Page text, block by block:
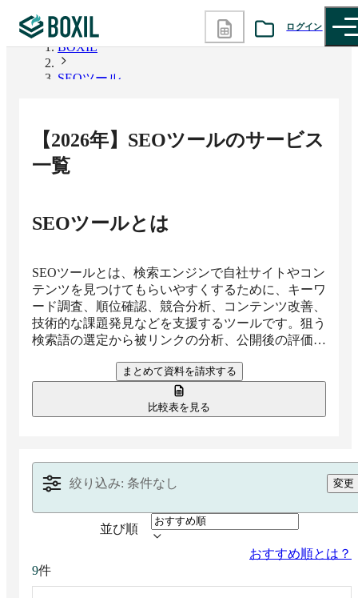
ログイン
カテゴリから探す
記事から探す
BOXIL
SEOツール
【2026年】 SEOツールのサービス
一覧
SEOツールとは
SEOツールとは、検索エンジンで自社サイトやコン
テンツを見つけてもらいやすくするために、キーワ
ード調査、順位確認、競合分析、コンテンツ改善、
技術的な課題発見などを支援するツールです。狙う
検索語の選定から被リンクの分析、公開後の評価ま
らサイト改善までを継続的に進め、検索流入の最大
まとめて資料を請求する
比較表を見る
絞り込み: 条件なし 変更
9件
おすすめ順とは？
並び順